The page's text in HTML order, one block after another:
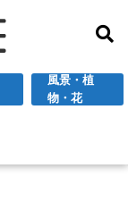
風景・植
物・花